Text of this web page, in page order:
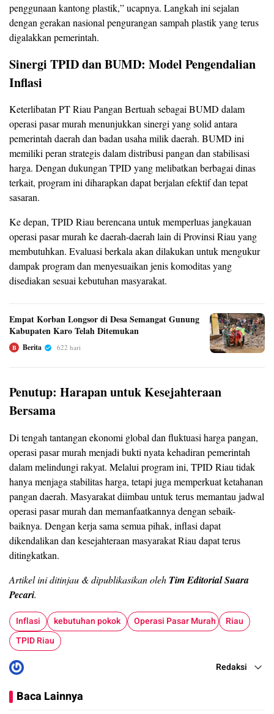
penggunaan kantong plastik,” ucapnya. Langkah ini sejalan
dengan gerakan nasional pengurangan sampah plastik yang terus
digalakkan pemerintah.
Sinergi TPID dan BUMD: Model Pengendalian
Inflasi
Keterlibatan PT Riau Pangan Bertuah sebagai BUMD dalam
operasi pasar murah menunjukkan sinergi yang solid antara
pemerintah daerah dan badan usaha milik daerah. BUMD ini
memiliki peran strategis dalam distribusi pangan dan stabilisasi
harga. Dengan dukungan TPID yang melibatkan berbagai dinas
terkait, program ini diharapkan dapat berjalan efektif dan tepat
sasaran.
Ke depan, TPID Riau berencana untuk memperluas jangkauan
operasi pasar murah ke daerah-daerah lain di Provinsi Riau yang
membutuhkan. Evaluasi berkala akan dilakukan untuk mengukur
dampak program dan menyesuaikan jenis komoditas yang
disediakan sesuai kebutuhan masyarakat.
Empat Korban Longsor di Desa Semangat Gunung
Kabupaten Karo Telah Ditemukan
B Berita 622 hari
Penutup: Harapan untuk Kesejahteraan
Bersama
Di tengah tantangan ekonomi global dan fluktuasi harga pangan,
operasi pasar murah menjadi bukti nyata kehadiran pemerintah
dalam melindungi rakyat. Melalui program ini, TPID Riau tidak
hanya menjaga stabilitas harga, tetapi juga memperkuat ketahanan
pangan daerah. Masyarakat diimbau untuk terus memantau jadwal
operasi pasar murah dan memanfaatkannya dengan sebaik-
baiknya. Dengan kerja sama semua pihak, inflasi dapat
dikendalikan dan kesejahteraan masyarakat Riau dapat terus
ditingkatkan.
Artikel ini ditinjau & dipublikasikan oleh Tim Editorial Suara
Pecari.
Inflasi kebutuhan pokok Operasi Pasar Murah
Riau
TPID Riau
Redaksi
Baca Lainnya